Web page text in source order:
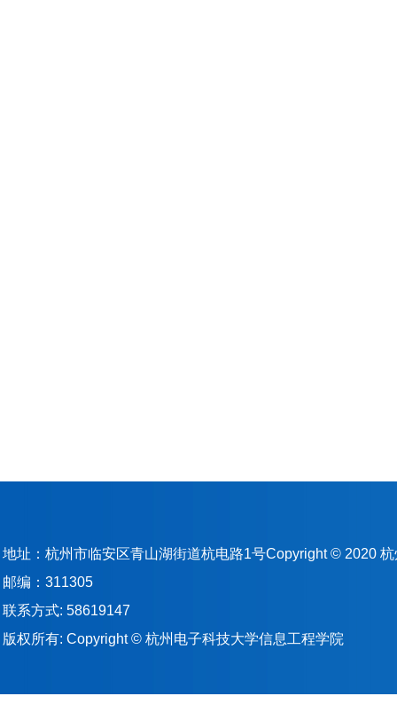
地址：杭州市临安区青山湖街道杭电路1号Copyright © 2020
邮编：311305
联系方式: 58619147
版权所有: Copyright © 杭州电子科技大学信息工程学院